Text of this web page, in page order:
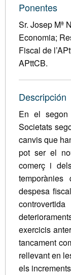
Ponentes
Sr. Josep Mª
Economia;
Fiscal de
APttCB.
Descripción
En el segon
Societats
canvis que
pot ser el
comerç i
despesa
exercicis
tancament
rellevant en
els